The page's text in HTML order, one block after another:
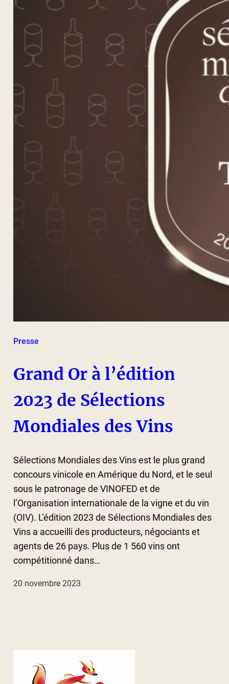
Presse
Grand Or à l’édition
2023 de Sélections
Mondiales des Vins
Sélections Mondiales des Vins est le plus grand
concours vinicole en Amérique du Nord, et le seul
sous le patronage de VINOFED et de
l’Organisation internationale de la vigne et du vin
(OIV). L’édition 2023 de Sélections Mondiales des
Vins a accueilli des producteurs, négociants et
agents de 26 pays. Plus de 1 560 vins ont
compétitionné dans…
20 novembre 2023